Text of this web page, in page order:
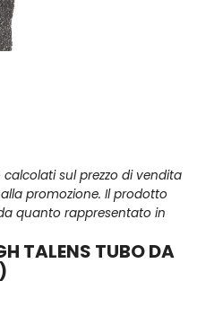
sul prezzo di vendita
promozione. Il prodotto
quanto rappresentato in
TALENS TUBO DA